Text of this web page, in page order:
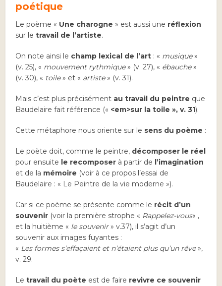
poétique
Le poème « Une charogne » est aussi une réflexion
sur le travail de l’artiste.
On note ainsi le champ lexical de l’art : « musique»
(v. 25), « mouvement rythmique» (v. 27), « ébauche»
(v. 30), « toile» et « artiste» (v. 31).
Mais c’est plus précisément au travail du peintre que
Baudelaire fait référence (« <em>sur la toile », v. 31).
Cette métaphore nous oriente sur le sens du poème :
Le poète doit, comme le peintre, décomposer le réel
pour ensuite le recomposer à partir de l’imagination
et de la mémoire (voir à ce propos l’essai de
Baudelaire : « Le Peintre de la vie moderne »).
Car si ce poème se présente comme le récit d’un
souvenir (voir la première strophe « Rappelez-vous« ,
et la huitième « le souvenir» v.37), il s’agit d’un
souvenir aux images fuyantes :
« Les formes s’effaçaient et n’étaient plus qu’un rêve»,
v. 29.
Letravail du poète est de faire revivre ce souvenir